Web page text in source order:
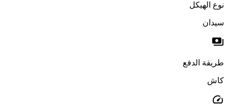
نوع الهيكل
سيدان
payments
طريقة الدفع
كاش
speed